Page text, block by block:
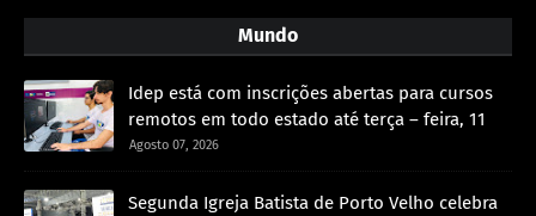
Mundo
Idep está com inscrições abertas para cursos
remotos em todo estado até terça – feira, 11
Agosto 07, 2026
Segunda Igreja Batista de Porto Velho celebra